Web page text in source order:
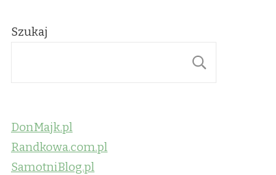
Szukaj
DonMajk.pl
Randkowa.com.pl
SamotniBlog.pl